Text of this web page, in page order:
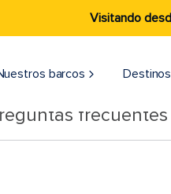
Visitando
barcos Destinos
frecuentes